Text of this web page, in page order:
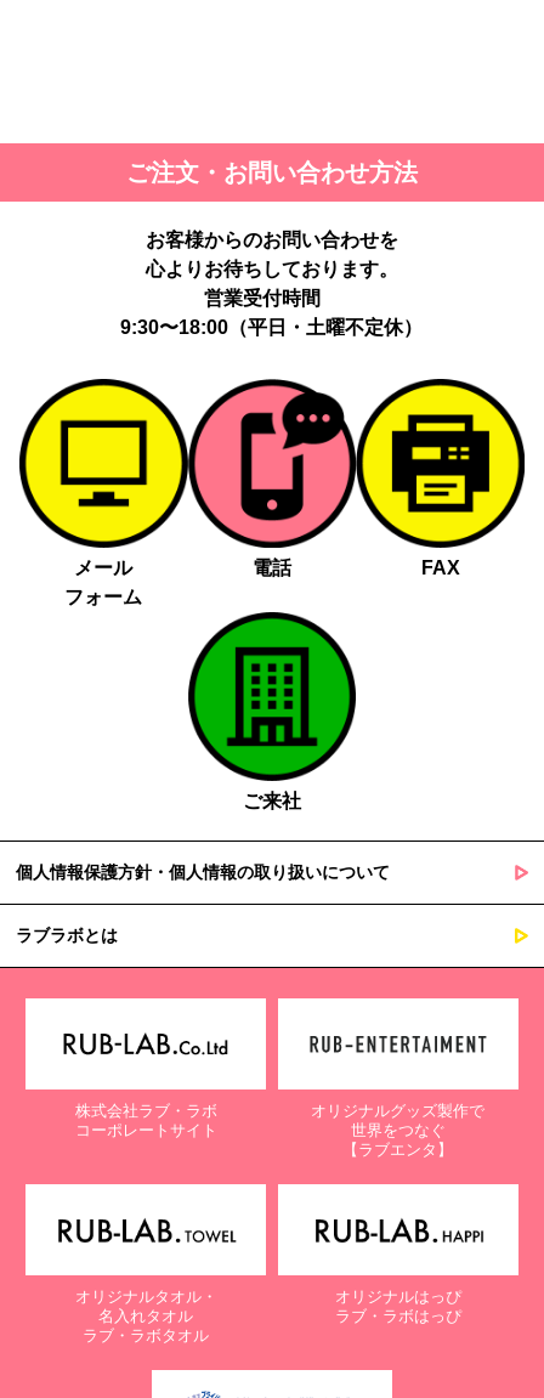
ご注文・お問い合わせ方法
お客様からのお問い合わせを
心よりお待ちしております。
営業受付時間
9:30〜18:00（平日・土曜不定休）
メール
フォーム
電話 FAX
ご来社
個人情報保護方針・個人情報の取り扱いについて
ラブラボとは
株式会社ラブ・ラボ
コーポレートサイト
オリジナルグッズ製作で
世界をつなぐ
【ラブエンタ】
オリジナルタオル・
名入れタオル
ラブ・ラボタオル
オリジナルはっぴ
ラブ・ラボはっぴ